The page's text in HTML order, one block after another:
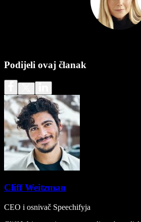
Podijeli ovaj članak
Cliff Weitzman
CEO i osnivač Speechifyja